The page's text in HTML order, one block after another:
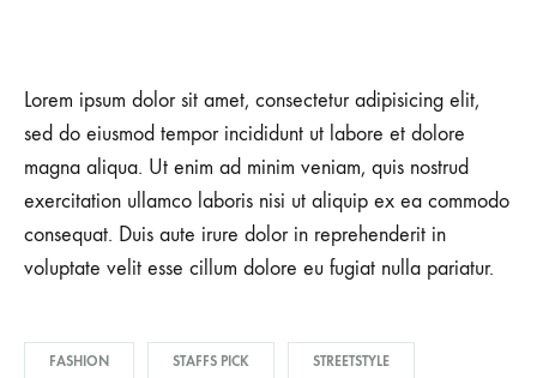
Lorem ipsum dolor sit amet, consectetur adipisicing elit,
sed do eiusmod tempor incididunt ut labore et dolore
magna aliqua. Ut enim ad minim veniam, quis nostrud
exercitation ullamco laboris nisi ut aliquip ex ea commodo
consequat. Duis aute irure dolor in reprehenderit in
voluptate velit esse cillum dolore eu fugiat nulla pariatur.
FASHION STAFFS PICK STREETSTYLE